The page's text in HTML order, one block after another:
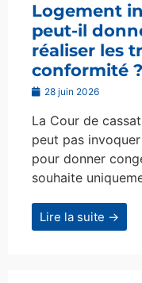
Logement
peut-il
réaliser les
conformité ?
28 juin 2026
La Cour de
peut pas
pour donner
souhaite
Lire la suite →